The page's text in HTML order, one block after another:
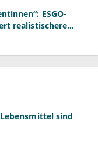
ESGO-
realistischere
sind